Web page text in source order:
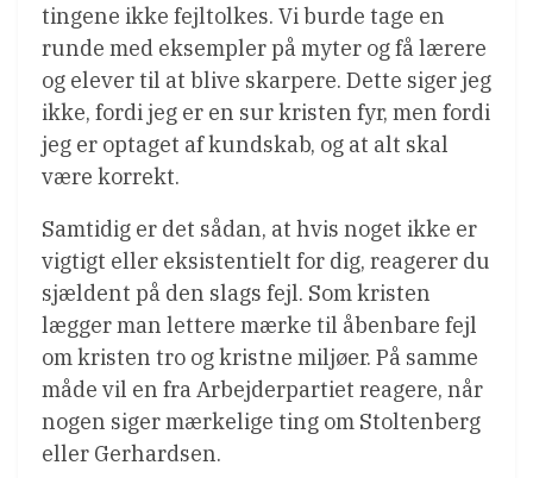
tingene ikke fejltolkes. Vi burde tage en
runde med eksempler på myter og få lærere
og elever til at blive skarpere. Dette siger jeg
ikke, fordi jeg er en sur kristen fyr, men fordi
jeg er optaget af kundskab, og at alt skal
være korrekt.
Samtidig er det sådan, at hvis noget ikke er
vigtigt eller eksistentielt for dig, reagerer du
sjældent på den slags fejl. Som kristen
lægger man lettere mærke til åbenbare fejl
om kristen tro og kristne miljøer. På samme
måde vil en fra Arbejderpartiet reagere, når
nogen siger mærkelige ting om Stoltenberg
eller Gerhardsen.